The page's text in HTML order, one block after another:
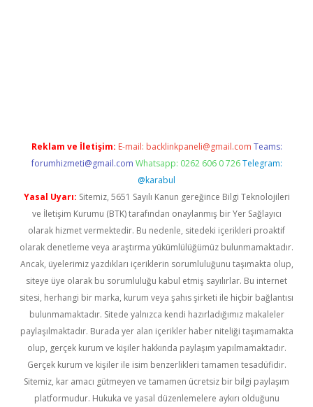
Reklam ve İletişim: E-mail: backlinkpaneli@gmail.com Teams:
forumhizmeti@gmail.com Whatsapp: 0262 606 0 726 Telegram:
@karabul
Yasal Uyarı: Sitemiz, 5651 Sayılı Kanun gereğince Bilgi Teknolojileri
ve İletişim Kurumu (BTK) tarafından onaylanmış bir Yer Sağlayıcı
olarak hizmet vermektedir. Bu nedenle, sitedeki içerikleri proaktif
olarak denetleme veya araştırma yükümlülüğümüz bulunmamaktadır.
Ancak, üyelerimiz yazdıkları içeriklerin sorumluluğunu taşımakta olup,
siteye üye olarak bu sorumluluğu kabul etmiş sayılırlar. Bu internet
sitesi, herhangi bir marka, kurum veya şahıs şirketi ile hiçbir bağlantısı
bulunmamaktadır. Sitede yalnızca kendi hazırladığımız makaleler
paylaşılmaktadır. Burada yer alan içerikler haber niteliği taşımamakta
olup, gerçek kurum ve kişiler hakkında paylaşım yapılmamaktadır.
Gerçek kurum ve kişiler ile isim benzerlikleri tamamen tesadüfidir.
Sitemiz, kar amacı gütmeyen ve tamamen ücretsiz bir bilgi paylaşım
platformudur. Hukuka ve yasal düzenlemelere aykırı olduğunu